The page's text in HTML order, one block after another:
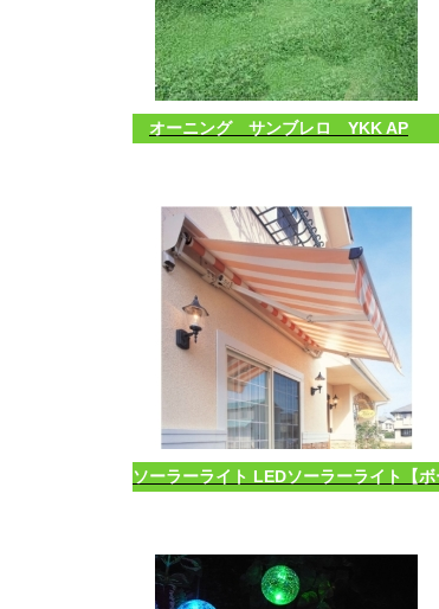
オーニング サンブレロ YKK AP
ソーラーライト LEDソーラーライト【ボ